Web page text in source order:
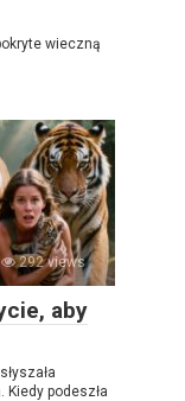
wieczną
292 views
aby
podeszła